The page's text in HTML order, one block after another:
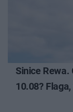
Sinice Rewa.
10.08?